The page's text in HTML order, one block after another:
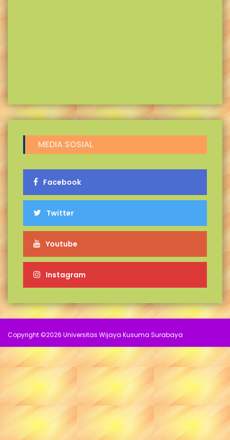
MEDIA SOSIAL
Facebook
Twitter
Youtube
Instagram
Copyright ©2026 Universitas Wijaya Kusuma Surabaya